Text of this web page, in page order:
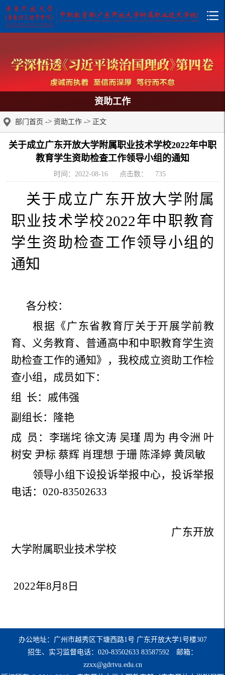
资助工作
部门首页 -> 资助工作 -> 正文
关于成立广东开放大学附属职业技术学校2022年中职
教育学生资助检查工作领导小组的通知
时间：2022-08-16 点击数： 735
关于成立广东开放大学附属
职业技术学校2022年中职教育
学生资助检查工作领导小组的
通知
各分校：
根据《广东省教育厅关于开展学前教
育、义务教育、普通高中和中职教育学生资
助检查工作的通知》，我校成立资助工作检
查小组，成员如下：
组 长：戚伟强
副组长：隆艳
成 员：李瑞垞 徐文涛 吴瑾 周为 冉令洲 叶
树安 尹标 蔡辉 肖理想 于珊 陈泽婷 黄凤敏
领导小组下设投诉举报中心，投诉举报
电话：020-83502633
广东开放
大学附属职业技术学校
2022年8月8 日
办公地址：广州市越秀区下塘西路1号 广东开放大学1号楼307
招生、实习监督电话：020-83502633 83587592 邮箱：
zzxx@gdrtvu.edu.cn